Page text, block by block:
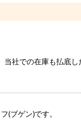
社での在庫も払底
(ブゲン)です。